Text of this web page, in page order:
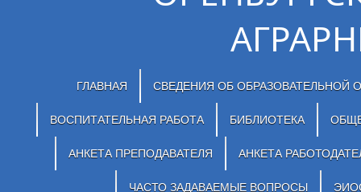
ГЛАВНАЯ СВЕДЕНИЯ ОБ ОБРАЗОВАТЕЛЬНОЙ
ВОСПИТАТЕЛЬНАЯ РАБОТА БИБЛИОТЕКА
АНКЕТА ПРЕПОДАВАТЕЛЯ АНКЕТА
ЧАСТО ЗАДАВАЕМЫЕ ВОПРОСЫ